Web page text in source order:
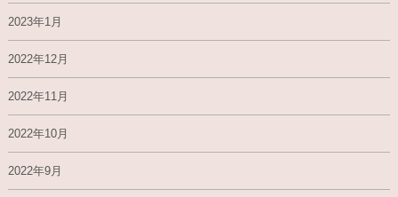
2023年1月
2022年12月
2022年11月
2022年10月
2022年9月